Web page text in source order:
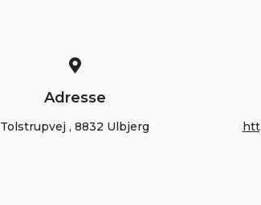
Adresse
Tolstrupvej , 8832 Ulbjerg